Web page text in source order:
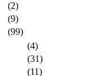
(2)
(9)
(99)
(4)
(31)
(11)